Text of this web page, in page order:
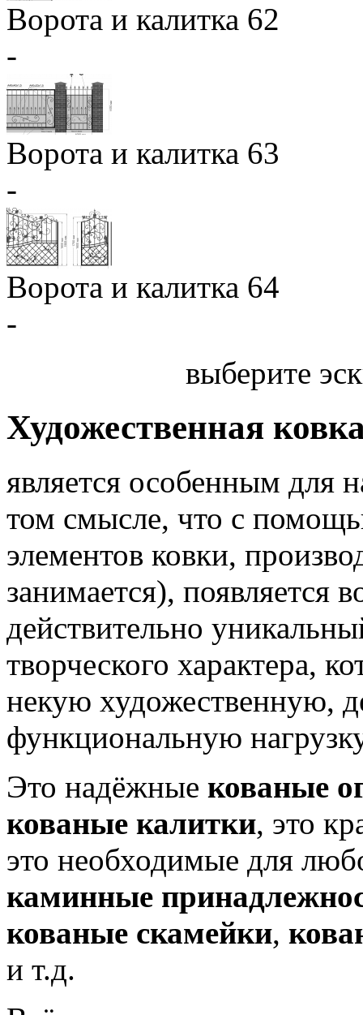
Ворота и калитка 62
-
Ворота и калитка 63
-
Ворота и калитка 64
-
выберите
Художественная
является особенным для
том смысле, что с
элементов ковки,
занимается), появляется
действительно
творческого характера,
некую художественную,
функциональную
Это надёжные кованые
кованые калитки, это
это необходимые для
каминные
кованые скамейки,
и т.д.